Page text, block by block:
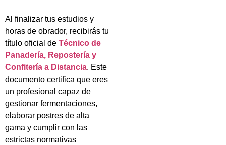
Al finalizar tus estudios y
horas de obrador, recibirás tu
título oficial de Técnico de
Panadería, Repostería y
Confitería a Distancia. Este
documento certifica que eres
un profesional capaz de
gestionar fermentaciones,
elaborar postres de alta
gama y cumplir con las
estrictas normativas